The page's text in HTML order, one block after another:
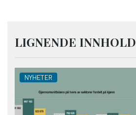
LIGNENDE INNHOLD
NYHETER